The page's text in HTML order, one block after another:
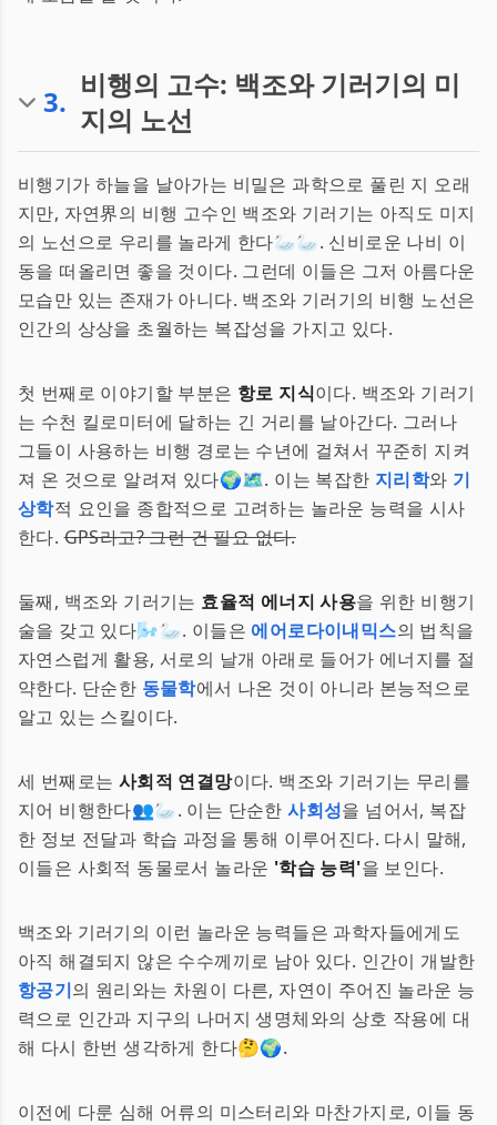
3. 비행의 고수: 백조와 기러기의 미
지의 노선
비행기가 하늘을 날아가는 비밀은 과학으로 풀린 지 오래
지만, 자연界의 비행 고수인 백조와 기러기는 아직도 미지
의 노선으로 우리를 놀라게 한다🦢🦢. 신비로운 나비 이
동을 떠올리면 좋을 것이다. 그런데 이들은 그저 아름다운
모습만 있는 존재가 아니다. 백조와 기러기의 비행 노선은
인간의 상상을 초월하는 복잡성을 가지고 있다.
첫 번째로 이야기할 부분은 항로 지식이다. 백조와 기러기
는 수천 킬로미터에 달하는 긴 거리를 날아간다. 그러나
그들이 사용하는 비행 경로는 수년에 걸쳐서 꾸준히 지켜
져 온 것으로 알려져 있다🌍🗺️. 이는 복잡한 지리학와 기
상학적 요인을 종합적으로 고려하는 놀라운 능력을 시사
한다.GPS라고? 그런 건 필요 없다.
둘째, 백조와 기러기는 효율적 에너지 사용을 위한 비행기
술을 갖고 있다🌬️🦢. 이들은 에어로다이내믹스의 법칙을
자연스럽게 활용, 서로의 날개 아래로 들어가 에너지를 절
약한다. 단순한 동물학에서 나온 것이 아니라 본능적으로
알고 있는 스킬이다.
세 번째로는 사회적 연결망이다. 백조와 기러기는 무리를
지어 비행한다👥🦢. 이는 단순한사회성을 넘어서, 복잡
한 정보 전달과 학습 과정을 통해 이루어진다. 다시 말해,
이들은 사회적 동물로서 놀라운 '학습 능력'을 보인다.
백조와 기러기의 이런 놀라운 능력들은 과학자들에게도
아직 해결되지 않은 수수께끼로 남아 있다. 인간이 개발한
항공기의 원리와는 차원이 다른, 자연이 주어진 놀라운 능
력으로 인간과 지구의 나머지 생명체와의 상호 작용에 대
해 다시 한번 생각하게 한다🤔🌍.
이전에 다룬 심해 어류의 미스터리와 마찬가지로, 이들 동